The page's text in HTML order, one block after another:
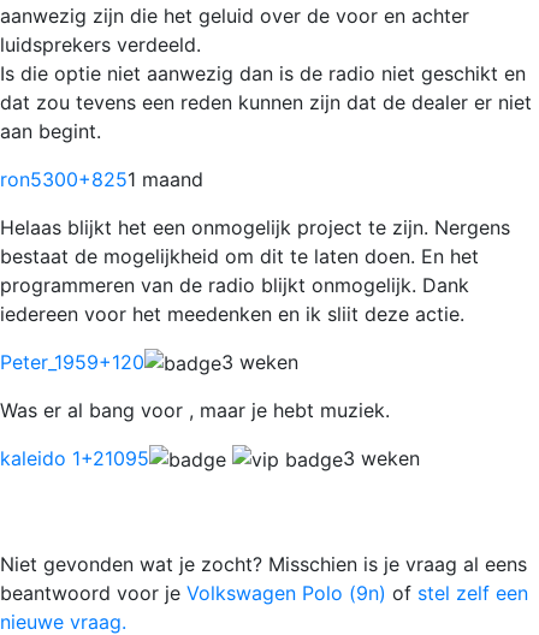
aanwezig zijn die het geluid over de voor en achter
luidsprekers verdeeld.
Is die optie niet aanwezig dan is de radio niet geschikt en
dat zou tevens een reden kunnen zijn dat de dealer er niet
aan begint.
ron5300+8251 maand
Helaas blijkt het een onmogelijk project te zijn. Nergens
bestaat de mogelijkheid om dit te laten doen. En het
programmeren van de radio blijkt onmogelijk. Dank
iedereen voor het meedenken en ik sliit deze actie.
Peter_1959+120
3 weken
Was er al bang voor , maar je hebt muziek.
kaleido 1+21095 3 weken
Niet gevonden wat je zocht? Misschien is je vraag al eens
beantwoord voor je Volkswagen Polo (9n) of stel zelf een
nieuwe vraag.